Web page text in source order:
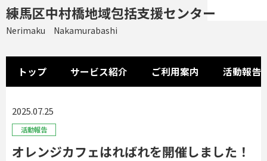
練馬区中村橋地域包括支援センター
Nerimaku Nakamurabashi
トップ サービス紹介 ご利用案内 活動報告
2025.07.25
活動報告
オレンジカフェはればれを開催しました！